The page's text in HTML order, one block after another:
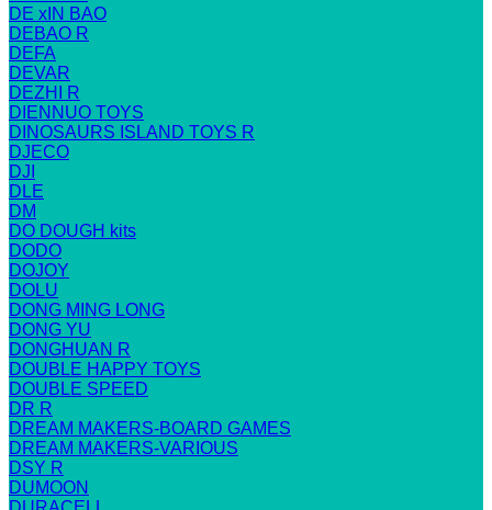
DE xIN BAO
DEBAO R
DEFA
DEVAR
DEZHI R
DIENNUO TOYS
DINOSAURS ISLAND TOYS R
DJECO
DJI
DLE
DM
DO DOUGH kits
DODO
DOJOY
DOLU
DONG MING LONG
DONG YU
DONGHUAN R
DOUBLE HAPPY TOYS
DOUBLE SPEED
DR R
DREAM MAKERS-BOARD GAMES
DREAM MAKERS-VARIOUS
DSY R
DUMOON